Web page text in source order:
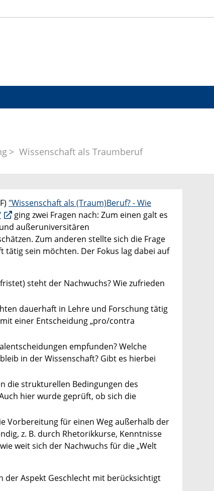
Wissenschaft als Traumberuf
"Wissenschaft als (Traum)Beruf? - Wie
ging zwei Fragen nach: Zum einen galt es
außeruniversitären
Zum anderen stellte sich die Frage
sein möchten. Der Fokus lag dabei auf
steht der Nachwuchs? Wie zufrieden
dauerhaft in Lehre und Forschung tätig
einer Entscheidung „pro/contra
empfunden? Welche
in der Wissenschaft? Gibt es hierbei
die strukturellen Bedingungen des
hier wurde geprüft, ob sich die
Vorbereitung für einen Weg außerhalb der
z. B. durch Rhetorikkurse, Kenntnisse
weit sich der Nachwuchs für die „Welt
der Aspekt Geschlecht mit berücksichtigt